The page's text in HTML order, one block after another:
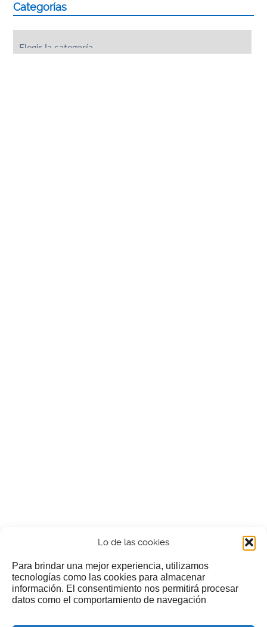
Lo de las cookies
Para brindar una mejor experiencia, utilizamos
tecnologías como las cookies para almacenar
información. El consentimiento nos permitirá procesar
datos como el comportamiento de navegación
Categorías
¿Nos invitas a un cafecillo?